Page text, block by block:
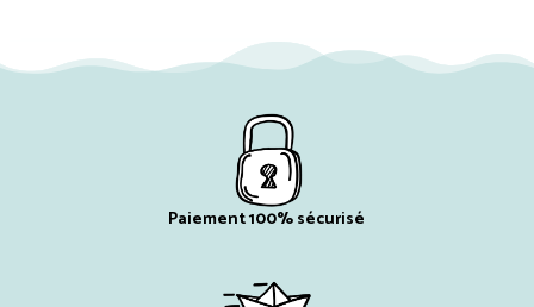
Paiement 100% sécurisé